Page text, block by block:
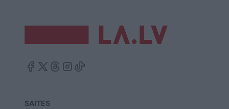
SAITES